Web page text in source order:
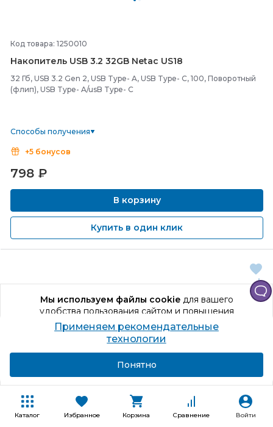
Каталог Избранное Корзина Сравнение Войти
Мы используем файлы cookieдля вашего
удобства пользования сайтом и повышения
качества рекомендаций.
Продолжая использование сайта, вы даете
согласие на обработку персональных данных
Код товара: 1250010
Накопитель USB 3.2 32GB Netac US18
32 Гб, USB 3.2 Gen 2, USB Type- A, USB Type- C, 100, Поворотный
(флип), USB Type- A/usB Type- C
Способы получения
+5 бонусов
798 ₽
В корзину
Купить в один клик
Применяем рекомендательные
технологии
Понятно